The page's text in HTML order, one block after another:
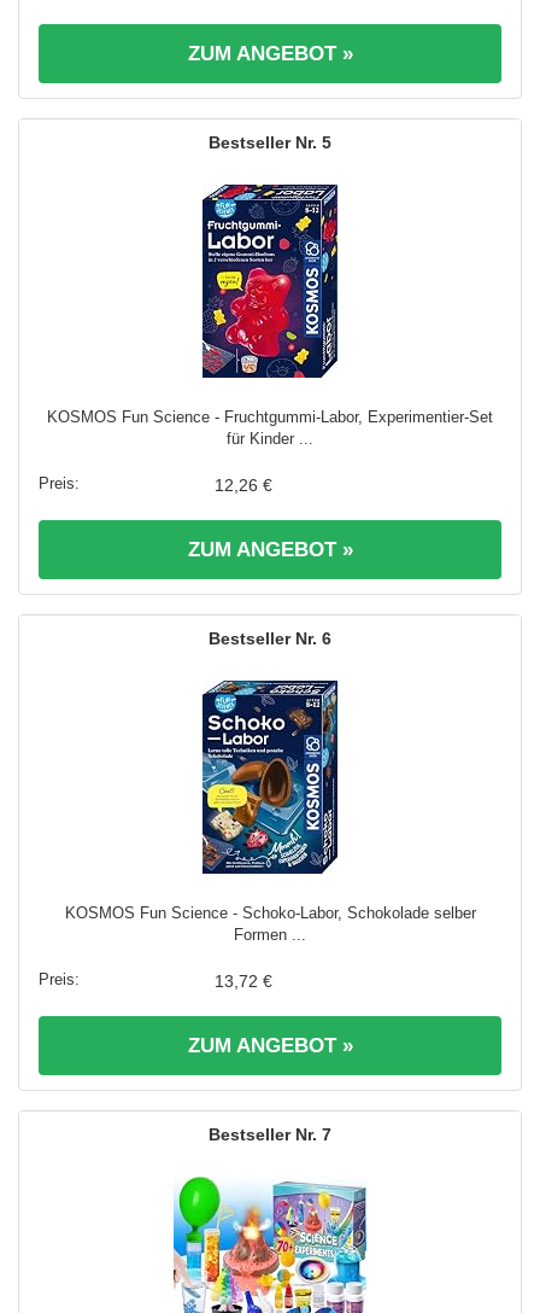
ZUM ANGEBOT »
5
KOSMOS Fun Science - Fruchtgummi-Labor, Experimentier-Set
für Kinder ...
12,26 €
ZUM ANGEBOT »
6
KOSMOS Fun Science - Schoko-Labor, Schokolade selber
Formen ...
13,72 €
ZUM ANGEBOT »
7